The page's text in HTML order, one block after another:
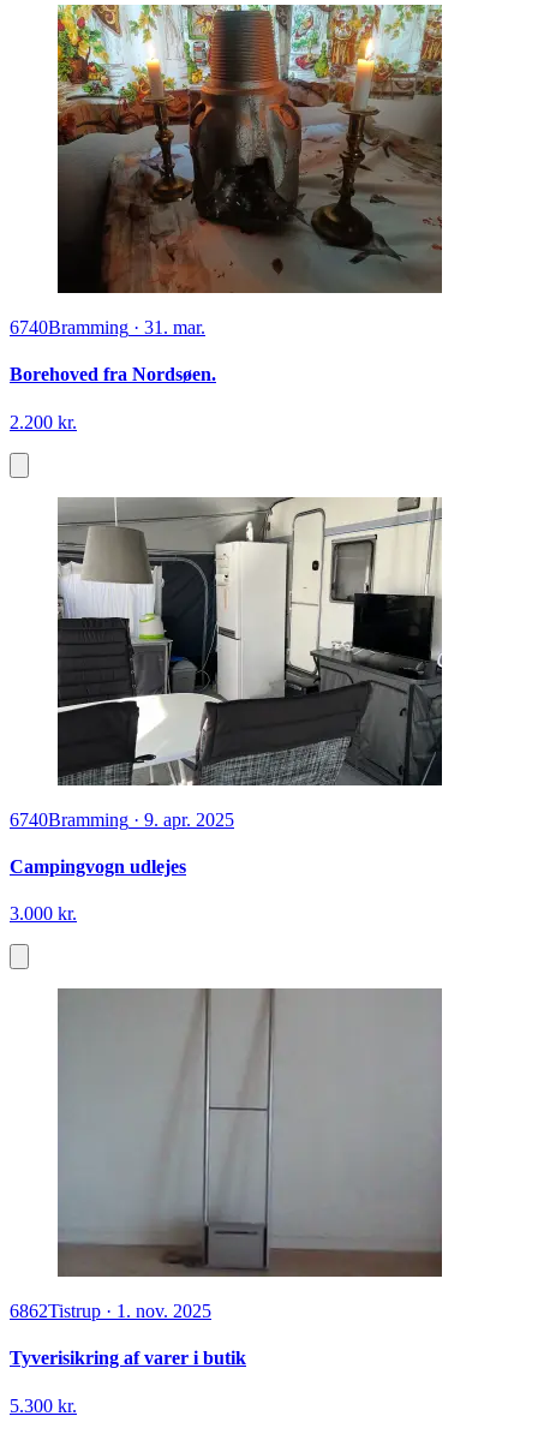
6740Bramming · 31. mar.
Borehoved fra Nordsøen.
2.200 kr.
6740Bramming · 9. apr. 2025
Campingvogn udlejes
3.000 kr.
6862Tistrup · 1. nov. 2025
Tyverisikring af varer i butik
5.300 kr.